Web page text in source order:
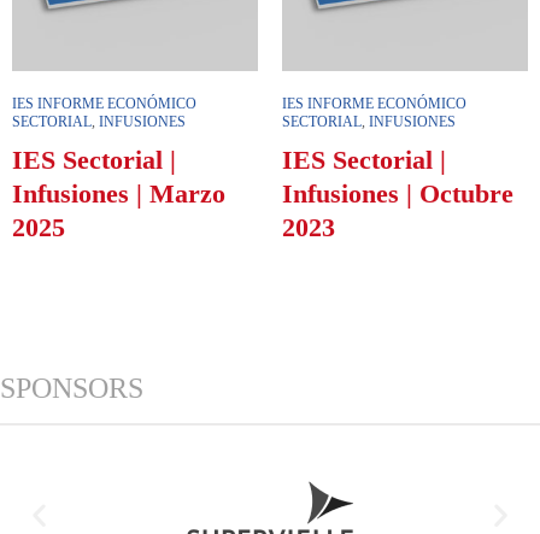
IES INFORME ECONÓMICO
SECTORIAL, INFUSIONES
IES Sectorial |
Infusiones | Marzo
2025
IES INFORME ECONÓMICO
SECTORIAL, INFUSIONES
IES Sectorial |
Infusiones | Octubre
2023
SPONSORS